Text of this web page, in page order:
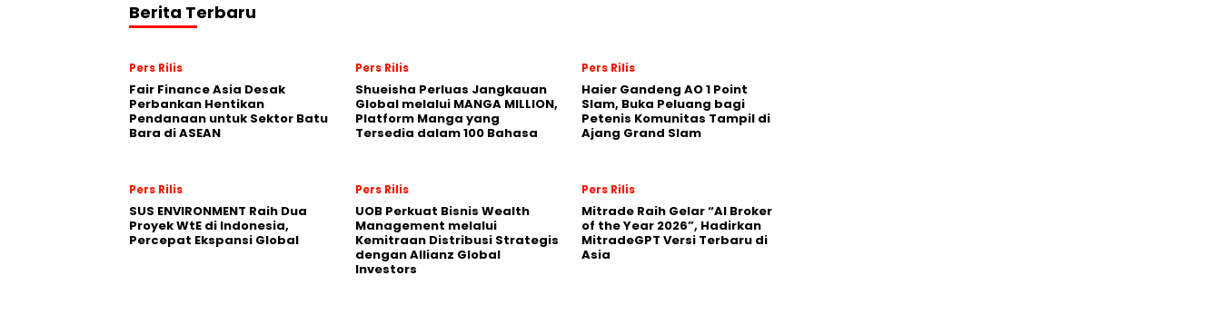
Berita Terbaru
Pers Rilis
Fair Finance Asia Desak
Perbankan Hentikan
Pendanaan untuk Sektor Batu
Bara di ASEAN
Pers Rilis
Shueisha Perluas Jangkauan
Global melalui MANGA MILLION,
Platform Manga yang
Tersedia dalam 100 Bahasa
Pers Rilis
Haier Gandeng AO 1 Point
Slam, Buka Peluang bagi
Petenis Komunitas Tampil di
Ajang Grand Slam
Pers Rilis
SUS ENVIRONMENT Raih Dua
Proyek WtE di Indonesia,
Percepat Ekspansi Global
Pers Rilis
UOB Perkuat Bisnis Wealth
Management melalui
Kemitraan Distribusi Strategis
dengan Allianz Global
Investors
Pers Rilis
Mitrade Raih Gelar “AI Broker
of the Year 2026”, Hadirkan
MitradeGPT Versi Terbaru di
Asia